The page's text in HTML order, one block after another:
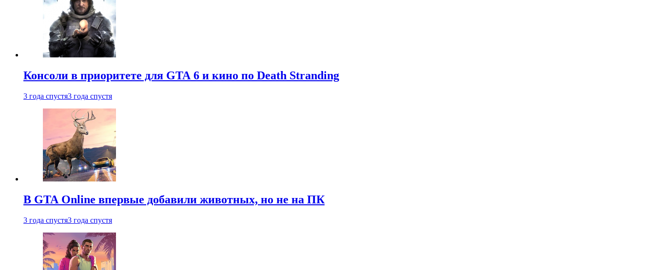
Консоли в приоритете для GTA 6 и кино по Death Stranding
3 года спустя3 года спустя
В GTA Online впервые добавили животных, но не на ПК
3 года спустя3 года спустя